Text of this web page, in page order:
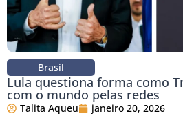
Brasil
Lula questiona forma como
com o mundo pelas redes
Talita Aqueu janeiro 20, 2026